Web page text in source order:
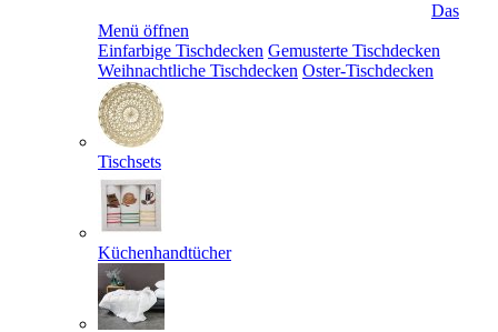
Das
Menü öffnen
Einfarbige Tischdecken Gemusterte Tischdecken
Weihnachtliche Tischdecken Oster-Tischdecken
Tischsets
Küchenhandtücher